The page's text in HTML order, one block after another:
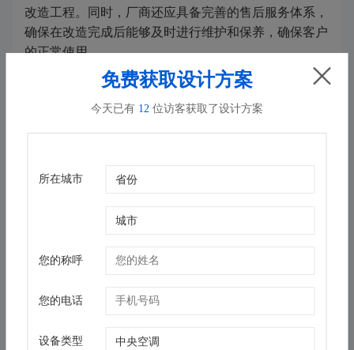
改造工程。同时，厂商还应具备完善的售后服务体系，
确保在改造完成后能够及时进行维护和保养，确保客户
的正常使用。
我们还要考虑厂商的品牌影响力和口碑评价。一家好的
中央空调改造厂商往往有良好的品牌声誉，这是多年积
累的结果。客户可以通过查阅相关资料、咨询他人或者
择一家有良好口碑的厂商，不仅能够保证工程的质量和
东莞地区中央空调改造比较专业的厂商，需要具备丰富
力和口碑评价。在选择中央空调改造厂商时，我们应该
择了一个真正专业的厂商，才能保证中央空调改造的效
免费获取设计方案
今天已有 12 位访客获取了设计方案
所在城市
您的称呼
您的电话
设备类型